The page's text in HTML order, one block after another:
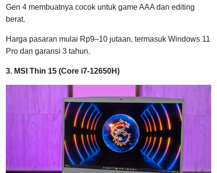
Gen 4 membuatnya cocok untuk game AAA dan editing
berat.
Harga pasaran mulai Rp9–10 jutaan, termasuk Windows 11
Pro dan garansi 3 tahun.
3. MSI Thin 15 (Core i7-12650H)